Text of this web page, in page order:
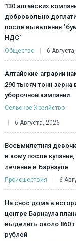
130 алтайских
добровольно
после выявления
НДС"
Общество 6
Алтайские аграрии
290 тысяч тонн зерна
уборочной кампании
Сельское Хозяйство
6 Августа, 2026
Восьмилетняя
в кому после
лечение в Барнауле
Происшествия 6
На снос дома в
центре Барнаула
выделить около 860
рублей